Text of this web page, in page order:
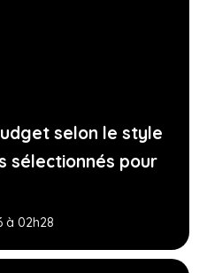
selon le style
sélectionnés pour
à 02h28